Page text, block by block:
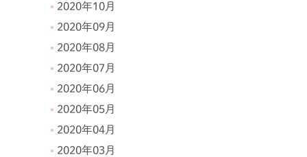
2020年10月
2020年09月
2020年08月
2020年07月
2020年06月
2020年05月
2020年04月
2020年03月